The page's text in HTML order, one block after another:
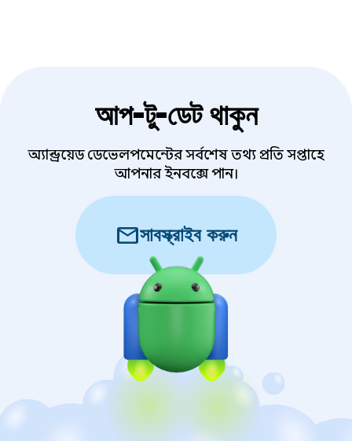
আপ-টু-ডেট থাকুন
অ্যান্ড্রয়েড ডেভেলপমেন্টের সর্বশেষ তথ্য প্রতি সপ্তাহে
আপনার ইনবক্সে পান।
mailসাবস্ক্রাইব করুন